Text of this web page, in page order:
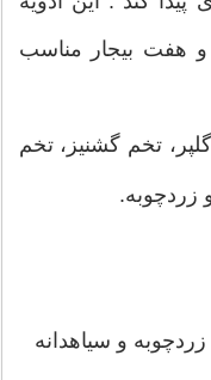
هفت بیجار مناسب
تخم گشنیز، تخم
زردچوبه.
زردچوبه و سیاهدانه